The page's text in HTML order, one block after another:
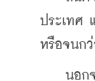
ประเทศ
หรือจนก
นอกจา